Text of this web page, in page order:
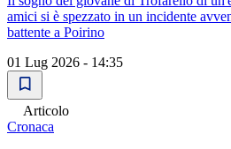
amici si è spezzato in un incidente
battente a Poirino
01 Lug 2026 - 14:35
Articolo
Cronaca